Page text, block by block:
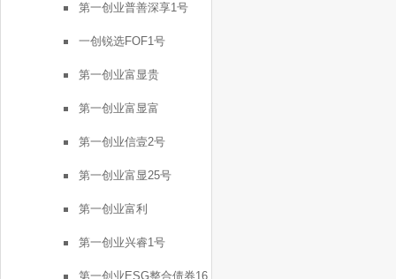
号
第一创业普善深享1号
一创锐选FOF1号
第一创业富显贵
第一创业富显富
第一创业信壹2号
第一创业富显25号
第一创业富利
第一创业兴睿1号
第一创业ESG整合债券16